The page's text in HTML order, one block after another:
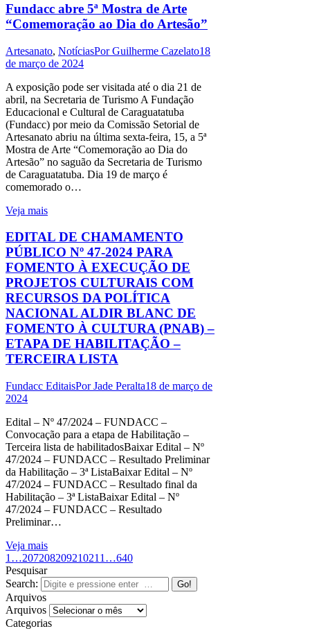
Fundacc abre 5ª Mostra de Arte
“Comemoração ao Dia do Artesão”
Artesanato, NotíciasPorGuilherme Cazelato18
de março de 2024
A exposição pode ser visitada até o dia 21 de
abril, na Secretaria de Turismo A Fundação
Educacional e Cultural de Caraguatatuba
(Fundacc) por meio da Comissão Setorial de
Artesanato abriu na última sexta-feira, 15, a 5ª
Mostra de Arte “Comemoração ao Dia do
Artesão” no saguão da Secretaria de Turismo
de Caraguatatuba. Dia 19 de março é
comemorado o…
Veja mais
EDITAL DE CHAMAMENTO
PÚBLICO Nº 47-2024 PARA
FOMENTO À EXECUÇÃO DE
PROJETOS CULTURAIS COM
RECURSOS DA POLÍTICA
NACIONAL ALDIR BLANC DE
FOMENTO À CULTURA (PNAB) –
ETAPA DE HABILITAÇÃO –
TERCEIRA LISTA
Fundacc EditaisPorJade Peralta18 de março de
2024
Edital – Nº 47/2024 – FUNDACC –
Convocação para a etapa de Habilitação –
Terceira lista de habilitadosBaixar Edital – Nº
47/2024 – FUNDACC – Resultado Preliminar
da Habilitação – 3ª ListaBaixar Edital – Nº
47/2024 – FUNDACC – Resultado final da
Habilitação – 3ª ListaBaixar Edital – Nº
47/2024 – FUNDACC – Resultado
Preliminar…
Veja mais
1 …207208209210211 …640
Pesquisar
Search:
Arquivos
Arquivos
Categorias